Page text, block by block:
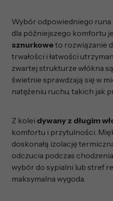
Wybór odpowiedniego runa
dla późniejszego komfortu
sznurkoweto rozwiązanie
trwałości i łatwości
zwartej strukturze włókna
świetnie sprawdzają się w
natężeniu ruchu, takich jak
Z kolei dywany z długim
komfortu i przytulności.
doskonałą izolację
odczucia podczas
wybór do sypialni lub stref
maksymalna wygoda.